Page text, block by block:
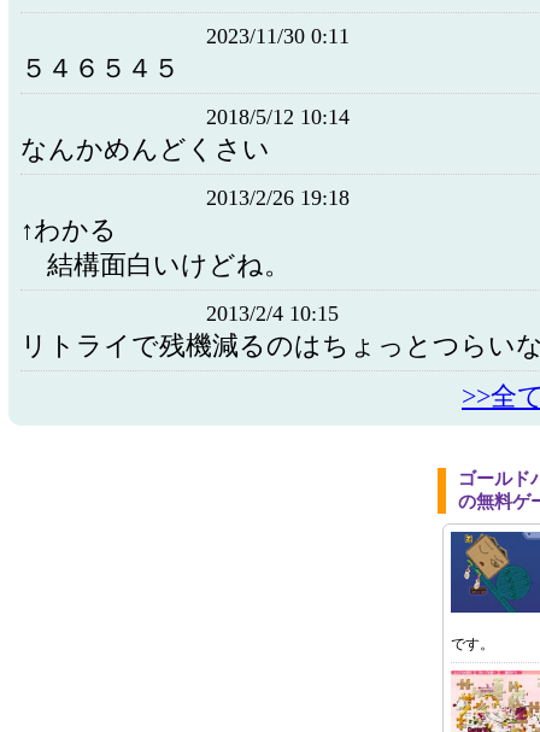
2023/11/30 0:11
５４６５４５
2018/5/12 10:14
なんかめんどくさい
2013/2/26 19:18
↑わかる
結構面白いけどね。
2013/2/4 10:15
リトライで残機減るのはちょっとつらい
>>全
ゴールド
の無料ゲ
です。